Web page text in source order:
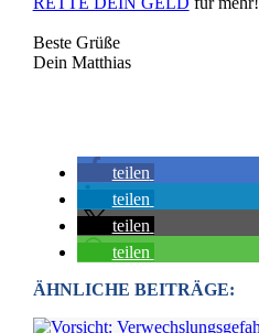
Beste Grüße
Dein Matthias
teilen
teilen
teilen
teilen
ÄHNLICHE BEITRÄGE: